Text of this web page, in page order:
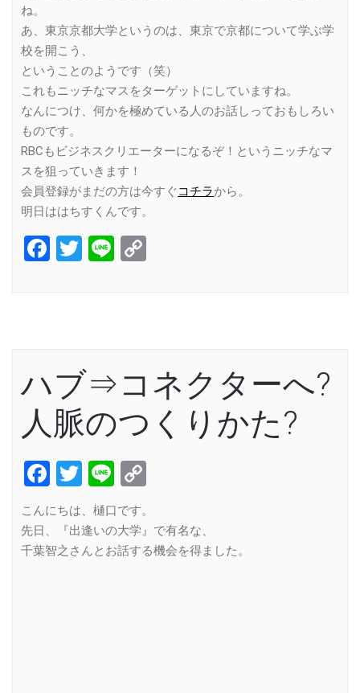
ね。
あ、東京京都大学というのは、東京で京都について学ぶ学
校を開こう、
ということのようです（笑）
これもニッチなマスをターゲットにしていますね。
なんにつけ、何かを極めている人のお話しっておもしろい
ものです。
RBCもビジネスクリエーターになるぞ！というニッチなマ
スを狙っていきます！
会員登録がまだの方は今すぐコチラから。
明日ははちすくんです。
Facebook
Twitter
Line
ハブ⇒コネクターへ?
人脈のつくりかた?
Facebook
Twitter
Line
こんにちは、樋口です。
先日、『出逢いの大学』で有名な、
千葉智之さんとお話する機会を得ました。